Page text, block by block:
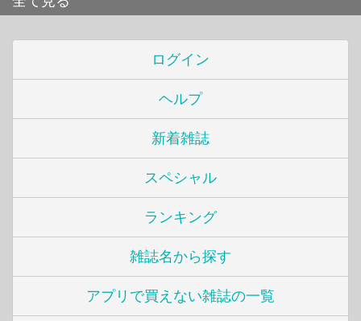
ログイン
ヘルプ
新着雑誌
スペシャル
ランキング
雑誌名から探す
アプリで買えない雑誌の一覧